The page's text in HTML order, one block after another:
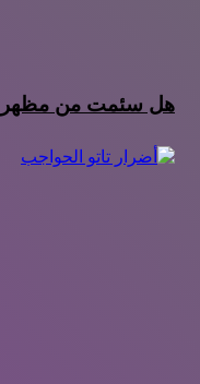
هل سئمت من مظهر